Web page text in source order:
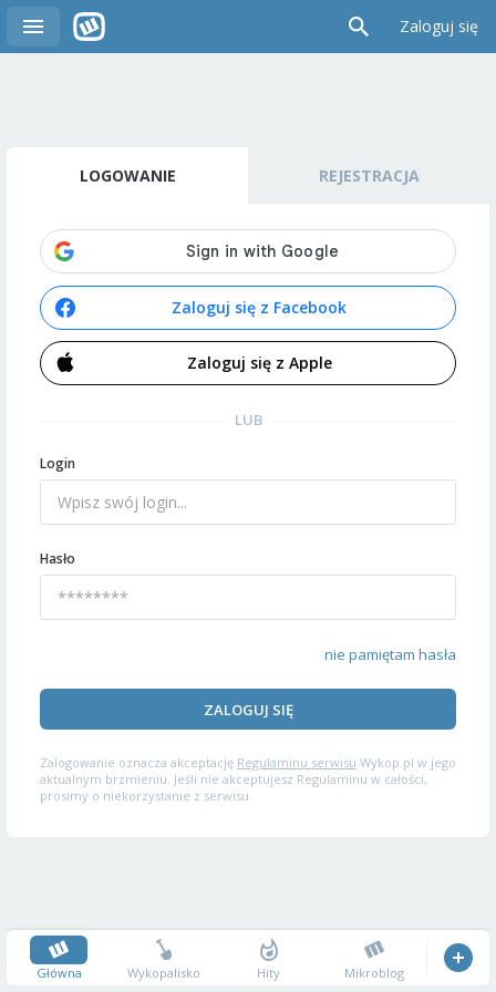
Zaloguj się
LOGOWANIE REJESTRACJA
Zaloguj się z Facebook
Zaloguj się z Apple
LUB
Login
Hasło
nie pamiętam hasła
ZALOGUJ SIĘ
Zalogowanie oznacza akceptację Regulaminu serwisu Wykop.pl w jego
aktualnym brzmieniu. Jeśli nie akceptujesz Regulaminu w całości,
prosimy o niekorzystanie z serwisu.
Główna Wykopalisko Hity Mikroblog